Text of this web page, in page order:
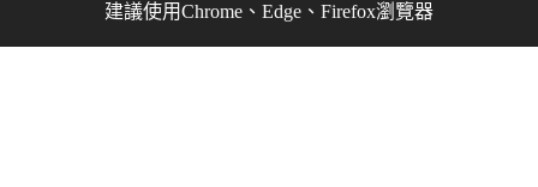
建議使用Chrome、Edge、Firefox瀏覽器